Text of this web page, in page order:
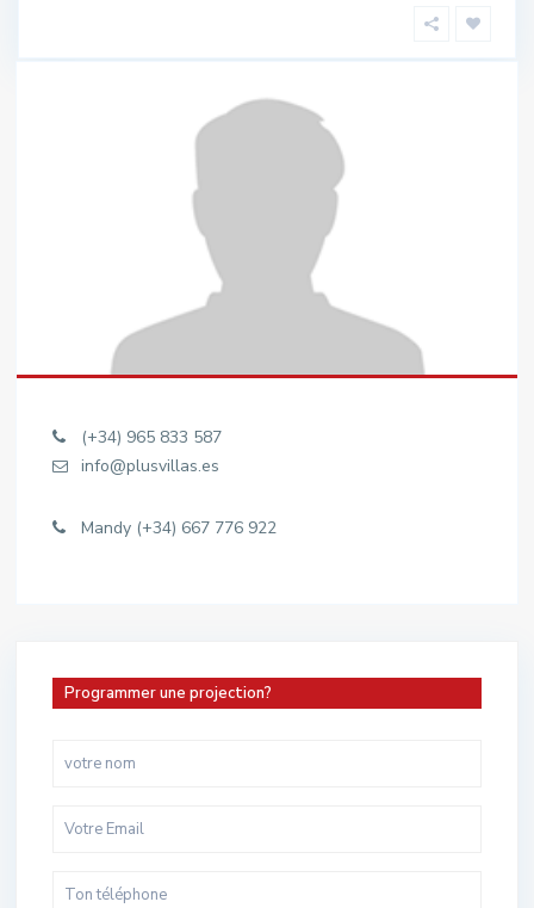
(+34) 965 833 587
info@plusvillas.es
Mandy (+34) 667 776 922
Programmer une projection?